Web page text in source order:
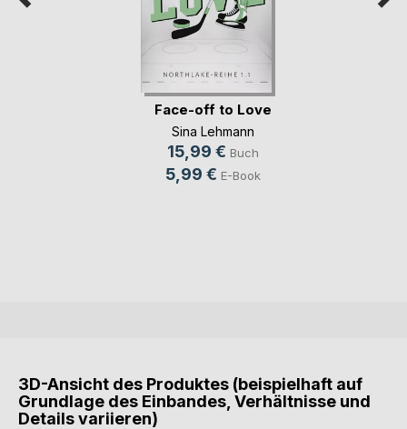
Face-off to Love
Sina Lehmann
15,99 € Buch
5,99 € E-Book
3D-Ansicht des Produktes (beispielhaft auf
Grundlage des Einbandes, Verhältnisse und
Details variieren)